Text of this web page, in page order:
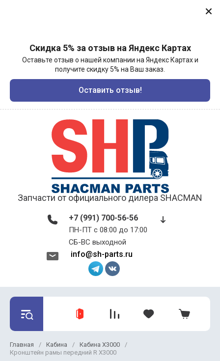
Скидка 5% за отзыв на Яндекс Картах
Оставьте отзыв о нашей компании на Яндекс Картах и
получите скидку 5% на Ваш заказ.
Оставить отзыв!
Запчасти от официального дилера SHACMAN
+7 (991) 700-56-56
ПН-ПТ с 08:00 до 17:00 ​​​​​​​
СБ-ВС выходной
info@sh-parts.ru
Главная / Кабина / Кабина X3000
/
Кронштейн рамы передний R X3000